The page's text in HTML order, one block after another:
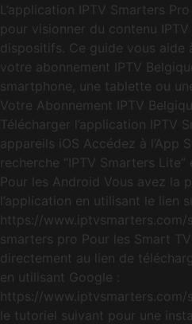
L’application IPTV Smarters
pour visionner du contenu
dispositifs. Ce guide vous aide
votre abonnement IPTV
smartphone, une tablette ou
Votre Abonnement IPTV
Télécharger l’application IPTV
appareils iOS Accédez à l’App
recherche “IPTV Smarters
Pour les Android Vous avez la
l’application en utilisant le lien
https://www.iptvsmarters.com/
smarters pro Pour les Smart TV
directement au lien de
en utilisant Google :
https://
le tutoriel suivant pour une